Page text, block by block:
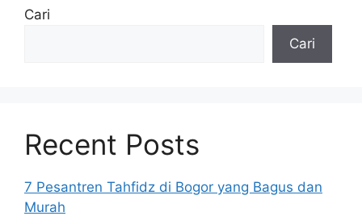
Cari
Cari
Recent Posts
7 Pesantren Tahfidz di Bogor yang Bagus dan
Murah